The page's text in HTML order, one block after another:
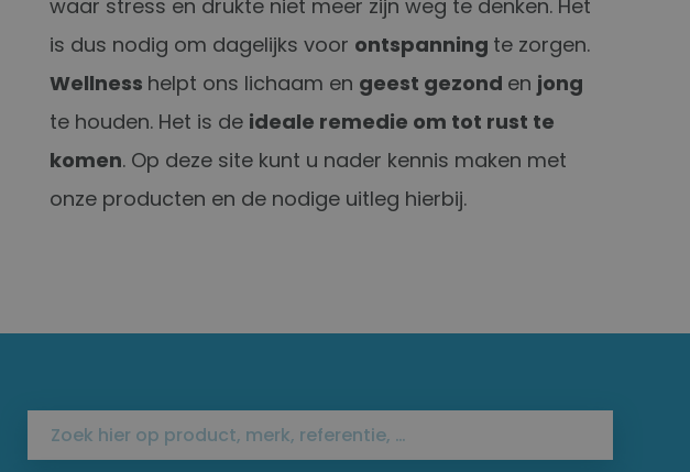
waar stress en drukte niet meer zijn weg te denken. Het
is dus nodig om dagelijks voor ontspanning te zorgen.
Wellness helpt ons lichaam en geest gezond en jong
te houden. Het is de ideale remedie om tot rust te
komen. Op deze site kunt u nader kennis maken met
onze producten en de nodige uitleg hierbij.